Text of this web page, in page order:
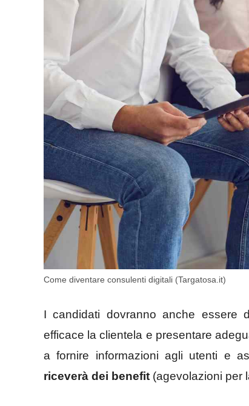
Come diventare consulenti digitali (Targatosa.it)
I candidati dovranno anche essere
efficace la clientela e presentare
a fornire informazioni agli utenti e
riceverà dei benefit (agevolazioni per